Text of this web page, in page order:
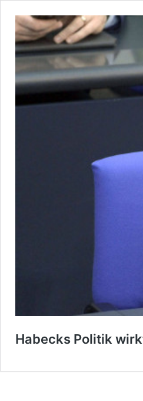
Habecks Politik